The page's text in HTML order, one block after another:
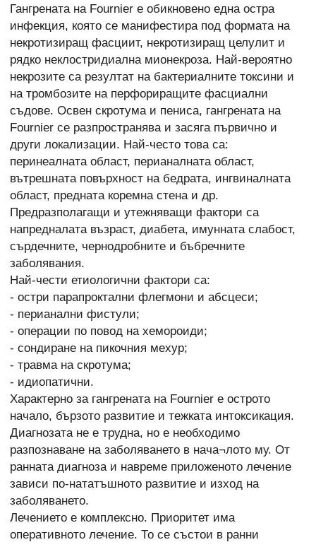
Гангрената на Fournier е обикновено една остра
инфекция, която се манифестира под формата на
некротизиращ фасциит, некротизиращ целулит и
рядко неклостридиална мионекроза. Най-вероятно
некрозите са резултат на бактериалните токсини и
на тромбозите на перфориращите фасциални
съдове. Освен скротума и пениса, гангрената на
Fournier се разпространява и засяга първично и
други локализации. Най-често това са:
перинеалната област, перианалната област,
вътрешната повърхност на бедрата, ингвиналната
област, предната коремна стена и др.
Предразполагащи и утежняващи фактори са
напредналата възраст, диабета, имунната слабост,
сърдечните, чернодробните и бъбречните
заболявания.
Най-чести етиологични фактори са:
- остри парапроктални флегмони и абсцеси;
- перианални фистули;
- операции по повод на хемороиди;
- сондиране на пикочния мехур;
- травма на скротума;
- идиопатични.
Характерно за гангрената на Fournier е острото
начало, бързото развитие и тежката интоксикация.
Диагнозата не е трудна, но е необходимо
разпознаване на заболяването в нача¬лото му. От
ранната диагноза и навреме приложеното лечение
зависи по-нататъшното развитие и изход на
заболяването.
Лечението е комплексно. Приоритет има
оперативното лечение. То се състои в ранни